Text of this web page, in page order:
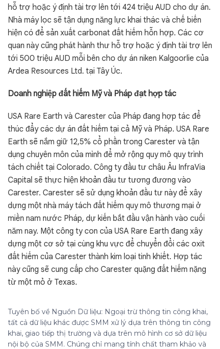
hỗ trợ hoặc ý định tài trợ lên tới 424 triệu AUD cho dự án.
Nhà máy lọc sẽ tận dụng năng lực khai thác và chế biến
hiện có để sản xuất carbonat đất hiếm hỗn hợp. Các cơ
quan này cũng phát hành thư hỗ trợ hoặc ý định tài trợ lên
tới 500 triệu AUD mỗi bên cho dự án niken Kalgoorlie của
Ardea Resources Ltd. tại Tây Úc.
Doanh nghiệp đất hiếm Mỹ và Pháp đạt hợp tác
USA Rare Earth và Carester của Pháp đang hợp tác để
thúc đẩy các dự án đất hiếm tại cả Mỹ và Pháp. USA Rare
Earth sẽ nắm giữ 12,5% cổ phần trong Carester và tận
dụng chuyên môn của mình để mở rộng quy mô quy trình
tách chiết tại Colorado. Công ty đầu tư châu Âu InfraVia
Capital sẽ thực hiện khoản đầu tư tương đương vào
Carester. Carester sẽ sử dụng khoản đầu tư này để xây
dựng một nhà máy tách đất hiếm quy mô thương mại ở
miền nam nước Pháp, dự kiến bắt đầu vận hành vào cuối
năm nay. Một công ty con của USA Rare Earth đang xây
dựng một cơ sở tại cùng khu vực để chuyển đổi các oxit
đất hiếm của Carester thành kim loại tinh khiết. Hợp tác
này cũng sẽ cung cấp cho Carester quặng đất hiếm nặng
từ một mỏ ở Texas.
Tuyên bố về Nguồn Dữ liệu: Ngoại trừ thông tin công khai,
tất cả dữ liệu khác được SMM xử lý dựa trên thông tin công
khai, giao tiếp thị trường và dựa trên mô hình cơ sở dữ liệu
nội bộ của SMM. Chúng chỉ mang tính chất tham khảo và